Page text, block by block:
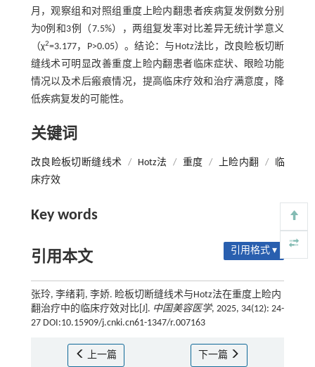
月，观察组和对照组重度上睑内翻患者疾病复发例数分别
为0例和3例（7.5%），两组复发率对比差异无统计学意义
（χ2=3.177，P>0.05）。结论：与Hotz法比，改良睑板切断
缝线术可明显改善重度上睑内翻患者临床症状、眼睑功能
情况以及术后瘢痕情况，提高临床疗效和治疗满意度，降
低疾病复发的可能性。
关键词
改良睑板切断缝线术 / Hotz法 / 重度 / 上睑内翻 /
临
床疗效
Key words
引用本文 引用格式 ▾
张玲, 李绪莉, 李娇. 睑板切断缝线术与Hotz法在重度上睑内
翻治疗中的临床疗效对比[J]. 中国美容医学, 2025, 34(12): 24-
27 DOI:10.15909/j.cnki.cn61-1347/r.007163
上一篇 下一篇